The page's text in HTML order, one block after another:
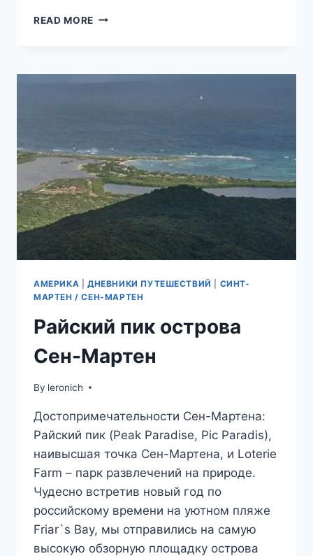
READ MORE ГОРОД
СЕН-
АМЕРИКА ДНЕВНИКИ ПУТЕШЕСТВИЙ
СИНТ-
МАРТЕН / СЕН-МАРТЕН
Райский пик острова
Сен-Мартен
By leronich
Достопримечательности Сен-Мартена:
Райский пик (Peak Paradise, Pic Paradis),
наивысшая точка Сен-Мартена, и Loterie
Farm – парк развлечений на природе.
Чудесно встретив новый год по
российскому времени на уютном пляже
Friar`s Bay, мы отправились на самую
высокую обзорную площадку острова